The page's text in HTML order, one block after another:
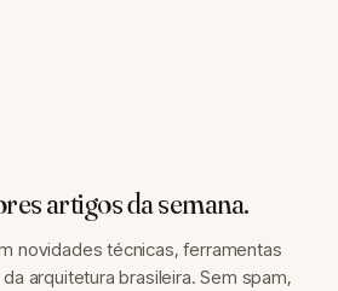
artigos da semana.
novidades técnicas, ferramentas
arquitetura brasileira. Sem spam,